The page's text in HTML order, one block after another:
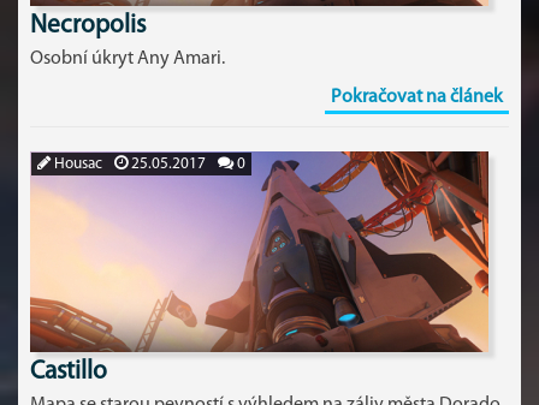
Necropolis
Osobní úkryt Any Amari.
Pokračovat na článek
Housac 25.05.2017 0
Castillo